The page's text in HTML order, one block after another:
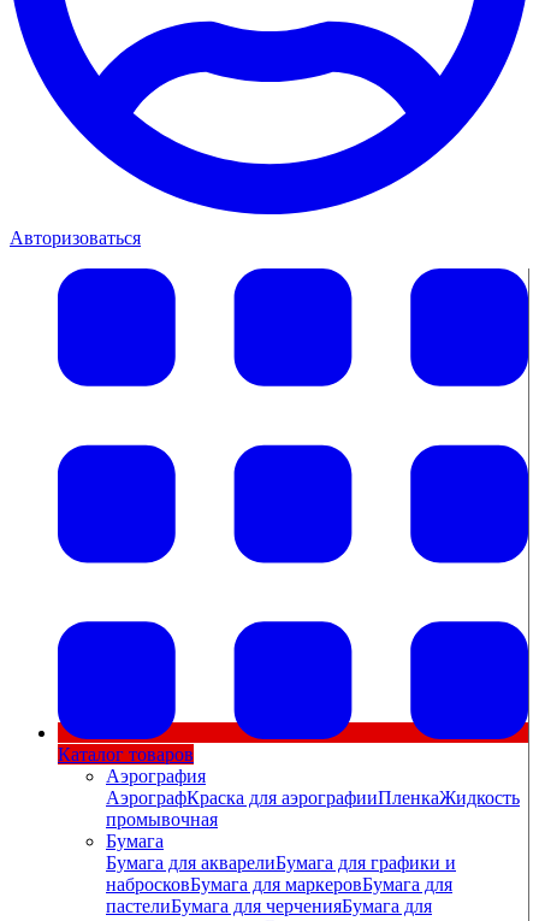
Авторизоваться
Каталог товаров
Аэрография
АэрографКраска для аэрографииПленкаЖидкость
промывочная
Бумага
Бумага для акварелиБумага для графики и
набросковБумага для маркеровБумага для
пастелиБумага для черченияБумага для